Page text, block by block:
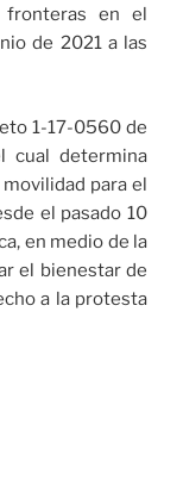
en el
de 2021 a las
1-17-0560 de
cual determina
para el
el pasado 10
en medio de la
el bienestar de
a la protesta